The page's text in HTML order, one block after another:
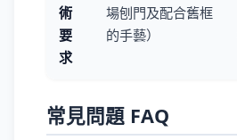
術
要
求
場刨門及配合舊框
的手藝）
常見問題 FAQ